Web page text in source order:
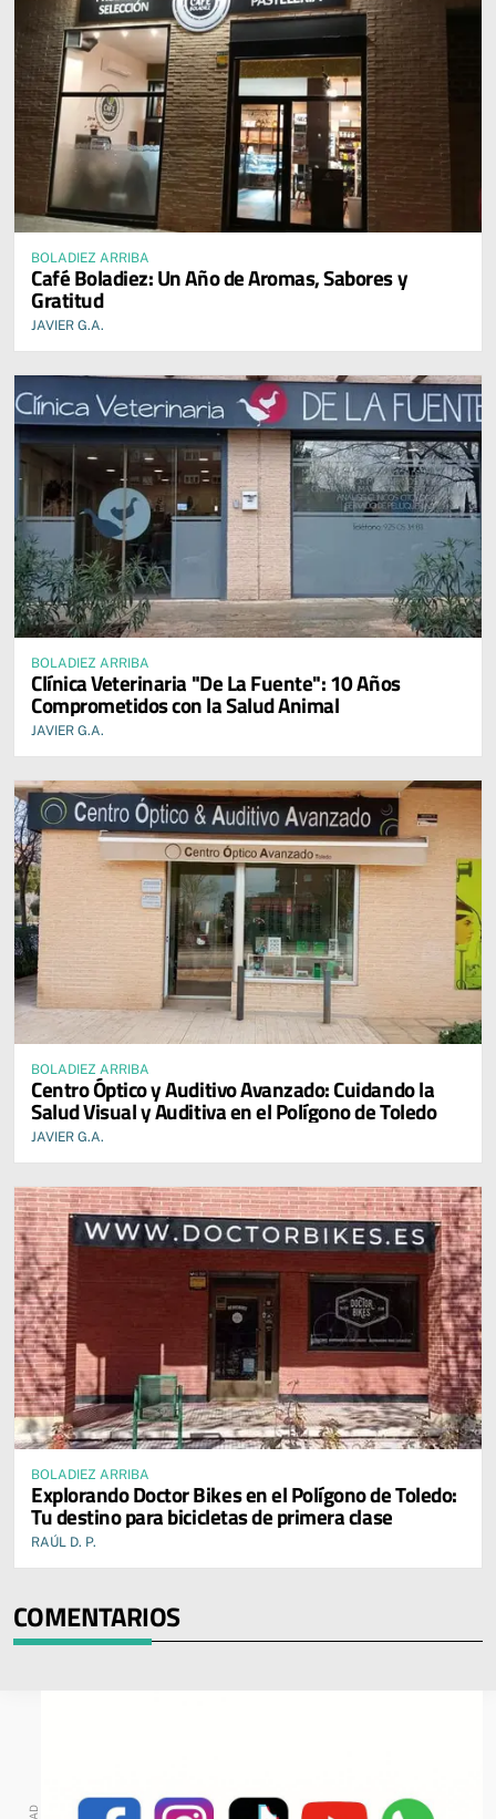
BOLADIEZ ARRIBA
Café Boladiez: Un Año de Aromas, Sabores y
Gratitud
JAVIER G.A.
BOLADIEZ ARRIBA
Clínica Veterinaria "De La Fuente": 10 Años
Comprometidos con la Salud Animal
JAVIER G.A.
BOLADIEZ ARRIBA
Centro Óptico y Auditivo Avanzado: Cuidando la
Salud Visual y Auditiva en el Polígono de Toledo
JAVIER G.A.
BOLADIEZ ARRIBA
Explorando Doctor Bikes en el Polígono de Toledo:
Tu destino para bicicletas de primera clase
RAÚL D. P.
COMENTARIOS